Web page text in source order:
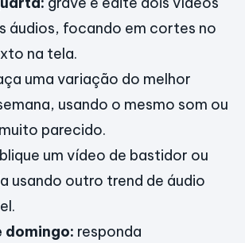
áudios, focando em cortes no
na tela.
uma variação do melhor
usando o mesmo som ou
parecido.
um vídeo de bastidor ou
usando outro trend de áudio
domingo: responda